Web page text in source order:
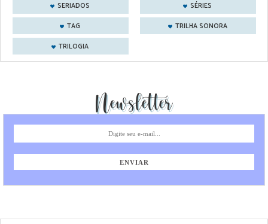
SERIADOS
SÉRIES
TAG
TRILHA SONORA
TRILOGIA
Newsletter